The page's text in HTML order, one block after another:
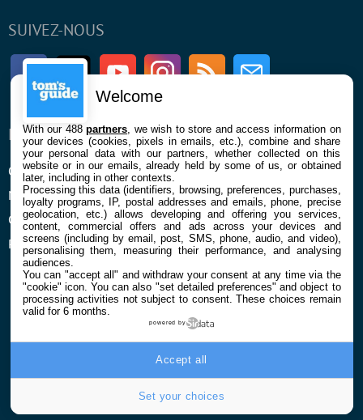
SUIVEZ-NOUS
FacebookTwitter Youtube InstagramRSS Newsletter
ENTREPRISE
Qui sommes nous
Mentions légales et CGU
Confidentialité et Cookies
Préférences cookies
À PROPOS
La rédaction
Contact
Welcome
With our 488partners , we wish to store and access information on
your devices (cookies, pixels in emails, etc.), combine and share
your personal data with our partners, whether collected on this
website or in our emails, already held by some of us, or obtained
later, including in other contexts.
Processing this data (identifiers, browsing, preferences, purchases,
loyalty programs, IP, postal addresses and emails, phone, precise
geolocation, etc.) allows developing and offering you services,
content, commercial offers and ads across your devices and
screens (including by email, post, SMS, phone, audio, and video),
personalising them, measuring their performance, and analysing
audiences.
You can "accept all" and withdraw your consent at any time via the
"cookie" icon. You can also "set detailed preferences" and object to
processing activities not subject to consent. These choices remain
valid for 6 months.
powered by
Set your choices
Accept all